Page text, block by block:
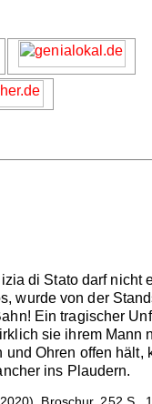
di Stato darf nicht
wurde von der
Ein tragischer
sie ihrem Mann
Ohren offen hält,
ins Plaudern.
Broschur, 252 S.,